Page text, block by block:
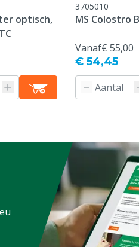
Pluimvee, Schapen,
optisch,
3705010
MS Colostro
Vanaf€ 55,00
€ 54,45